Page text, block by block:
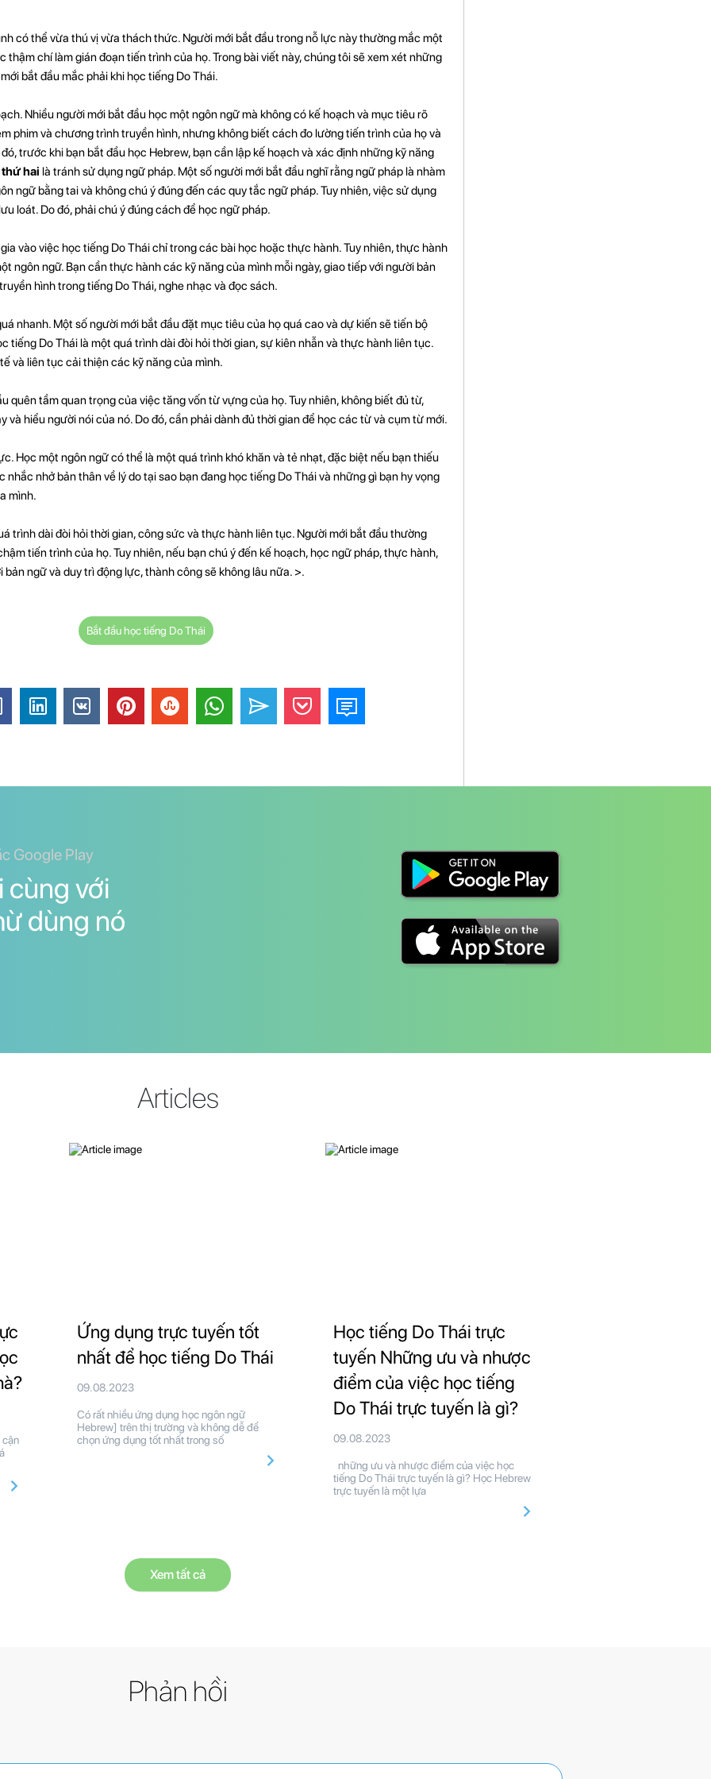
có thể vừa thú vị vừa thách thức. Người mới bắt đầu trong nỗ lực này thường mắc một
thậm chí làm gián đoạn tiến trình của họ. Trong bài viết này, chúng tôi sẽ xem xét những
bắt đầu mắc phải khi học tiếng Do Thái.
Nhiều người mới bắt đầu học một ngôn ngữ mà không có kế hoạch và mục tiêu rõ
phim và chương trình truyền hình, nhưng không biết cách đo lường tiến trình của họ và
trước khi bạn bắt đầu học Hebrew, bạn cần lập kế hoạch và xác định những kỹ năng
thứ hai là tránh sử dụng ngữ pháp. Một số người mới bắt đầu nghĩ rằng ngữ pháp là nhàm
ngữ bằng tai và không chú ý đúng đến các quy tắc ngữ pháp. Tuy nhiên, việc sử dụng
loát. Do đó, phải chú ý đúng cách để học ngữ pháp.
vào việc học tiếng Do Thái chỉ trong các bài học hoặc thực hành. Tuy nhiên, thực hành
ngôn ngữ. Bạn cần thực hành các kỹ năng của mình mỗi ngày, giao tiếp với người bản
hình trong tiếng Do Thái, nghe nhạc và đọc sách.
nhanh. Một số người mới bắt đầu đặt mục tiêu của họ quá cao và dự kiến ​​sẽ tiến bộ
tiếng Do Thái là một quá trình dài đòi hỏi thời gian, sự kiên nhẫn và thực hành liên tục.
và liên tục cải thiện các kỹ năng của mình.
quên tầm quan trọng của việc tăng vốn từ vựng của họ. Tuy nhiên, không biết đủ từ,
và hiểu người nói của nó. Do đó, cần phải dành đủ thời gian để học các từ và cụm từ mới.
Học một ngôn ngữ có thể là một quá trình khó khăn và tẻ nhạt, đặc biệt nếu bạn thiếu
nhắc nhở bản thân về lý do tại sao bạn đang học tiếng Do Thái và những gì bạn hy vọng
mình.
trình dài đòi hỏi thời gian, công sức và thực hành liên tục. Người mới bắt đầu thường
tiến trình của họ. Tuy nhiên, nếu bạn chú ý đến kế hoạch, học ngữ pháp, thực hành,
ngữ và duy trì động lực, thành công sẽ không lâu nữa. >.
Bắt đầu học tiếng Do Thái
Google Play
cùng với
dùng nó
Articles
cận
Ứng dụng trực tuyến tốt
nhất để học tiếng Do Thái
09.08.2023
Có rất nhiều ứng dụng học ngôn ngữ
Hebrew] trên thị trường và không dễ để
chọn ứng dụng tốt nhất trong số
Học tiếng Do Thái trực
tuyến Những ưu và nhược
điểm của việc học tiếng
Do Thái trực tuyến là gì?
09.08.2023
những ưu và nhược điểm của việc học
tiếng Do Thái trực tuyến là gì? Học Hebrew
trực tuyến là một lựa
Xem tất cả
Phản hồi